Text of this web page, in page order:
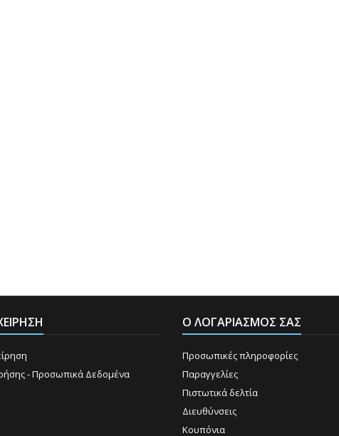
- Προσωπικά Δεδομένα
Ο ΛΟΓΑΡΙΑΣΜΌΣ ΣΑΣ
Προσωπικές πληροφορίες
Παραγγελίες
Πιστωτικά δελτία
Διευθύνσεις
Κουπόνια